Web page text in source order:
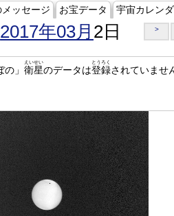
ッセージ お宝データ 宇宙カレン
2017年03月 2日 >
」 衛星
えいせい
のデータは登録
とうろく
されていませ